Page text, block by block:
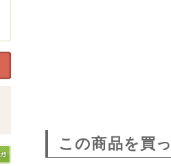
この商品を買